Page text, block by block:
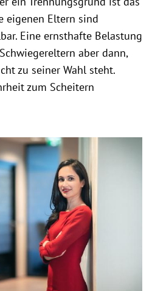
eigenen Eltern sind
Eine ernsthafte Belastung
aber dann,
zu seiner Wahl steht.
zum Scheitern